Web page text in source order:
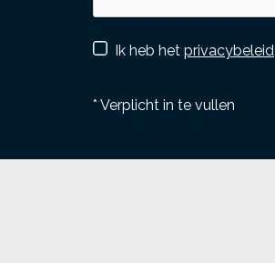
Ik heb het privacybeleid
* Verplicht in te vullen